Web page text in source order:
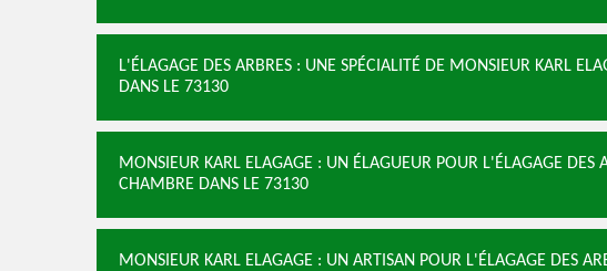
L'ÉLAGAGE DES ARBRES : UNE SPÉCIALITÉ DE MONSIEUR KARL
DANS LE 73130
MONSIEUR KARL ELAGAGE : UN ÉLAGUEUR POUR L'ÉLAGAGE DES
CHAMBRE DANS LE 73130
MONSIEUR KARL ELAGAGE : UN ARTISAN POUR L'ÉLAGAGE DES